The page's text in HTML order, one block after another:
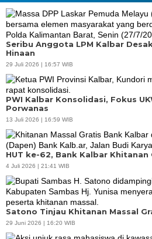
Seribu Anggota LPM Kalbar
Hinaan
29 Juli 2026 | 16:57 WIB
PWI Kalbar Konsolidasi, Fokus
Porwanas
13 Juli 2026 | 16:59 WIB
HUT ke-62, Bank Kalbar Khitanan
4 Juli 2026 | 21:41 WIB
Satono Tinjau Khitanan Massal
29 Juni 2026 | 16:20 WIB